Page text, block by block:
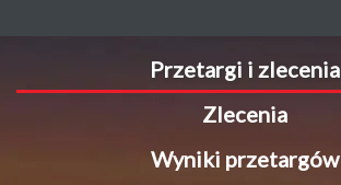
Przetargi i zlecenia
Zlecenia
Wyniki przetargów